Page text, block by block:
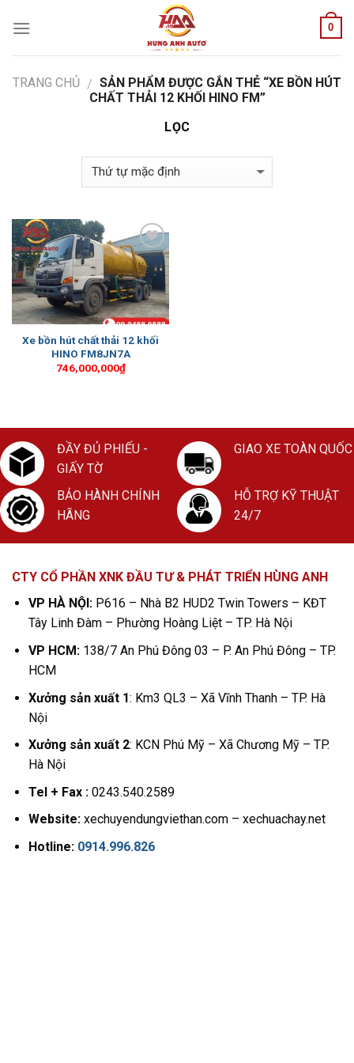
0
TRANG CHỦ / SẢN PHẨM ĐƯỢC GẮN THẺ “XE BỒN HÚT
CHẤT THẢI 12 KHỐI HINO FM”
LỌC
Add to
Wishlist
Xe bồn hút chất thải 12 khối
HINO FM8JN7A
746,000,000₫
ĐẦY ĐỦ PHIẾU -
GIẤY TỜ
GIAO XE TOÀN QUỐC
BẢO HÀNH CHÍNH
HÃNG
HỖ TRỢ KỸ THUẬT
24/7
CTY CỔ PHẦN XNK ĐẦU TƯ & PHÁT TRIỂN HÙNG ANH
VP HÀ NỘI:P616 – Nhà B2 HUD2 Twin Towers – KĐT
Tây Linh Đàm – Phường Hoàng Liệt – TP. Hà Nội
VP HCM:138/7 An Phú Đông 03 – P. An Phú Đông – TP.
HCM
Xưởng sản xuất 1: Km3 QL3 – Xã Vĩnh Thanh – TP. Hà
Nội
Xưởng sản xuất 2: KCN Phú Mỹ – Xã Chương Mỹ – TP.
Hà Nội
Tel + Fax :0243.540.2589
Website:xechuyendungviethan.com – xechuachay.net
Hotline: 0914.996.826